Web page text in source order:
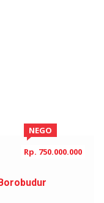
Rp. 750.000.000
NEGO